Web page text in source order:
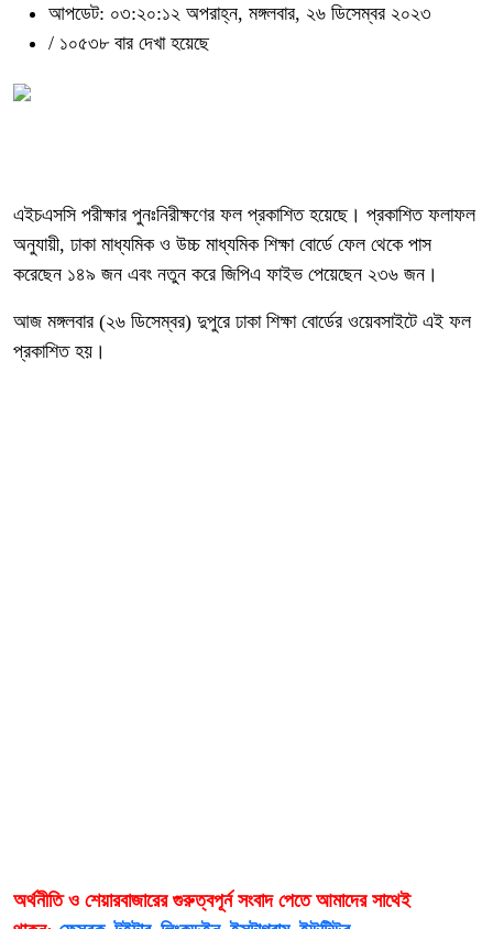
আপডেট: ০৩:২০:১২ অপরাহ্ন, মঙ্গলবার, ২৬ ডিসেম্বর ২০২৩
/ ১০৫৩৮ বার দেখা হয়েছে
এইচএসসি পরীক্ষার পুনঃনিরীক্ষণের ফল প্রকাশিত হয়েছে। প্রকাশিত ফলাফল
অনুযায়ী, ঢাকা মাধ্যমিক ও উচ্চ মাধ্যমিক শিক্ষা বোর্ডে ফেল থেকে পাস
করেছেন ১৪৯ জন এবং নতুন করে জিপিএ ফাইভ পেয়েছেন ২৩৬ জন।
আজ মঙ্গলবার (২৬ ডিসেম্বর) দুপুরে ঢাকা শিক্ষা বোর্ডের ওয়েবসাইটে এই ফল
প্রকাশিত হয়।
অর্থনীতি ও শেয়ারবাজারের গুরুত্বপূর্ন সংবাদ পেতে আমাদের সাথেই